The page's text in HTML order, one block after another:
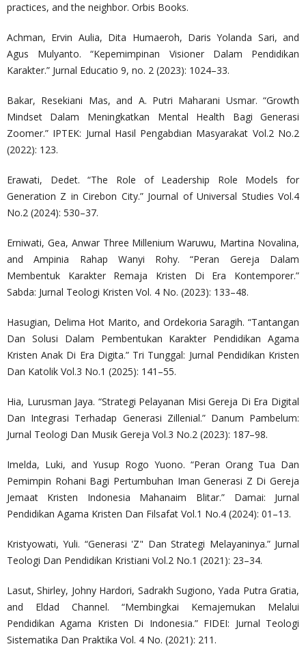
practices, and the neighbor. Orbis Books.
Achman, Ervin Aulia, Dita Humaeroh, Daris Yolanda Sari, and
Agus Mulyanto. “Kepemimpinan Visioner Dalam Pendidikan
Karakter.” Jurnal Educatio 9, no. 2 (2023): 1024–33.
Bakar, Resekiani Mas, and A. Putri Maharani Usmar. “Growth
Mindset Dalam Meningkatkan Mental Health Bagi Generasi
Zoomer.” IPTEK: Jurnal Hasil Pengabdian Masyarakat Vol.2 No.2
(2022): 123.
Erawati, Dedet. “The Role of Leadership Role Models for
Generation Z in Cirebon City.” Journal of Universal Studies Vol.4
No.2 (2024): 530–37.
Erniwati, Gea, Anwar Three Millenium Waruwu, Martina Novalina,
and Ampinia Rahap Wanyi Rohy. “Peran Gereja Dalam
Membentuk Karakter Remaja Kristen Di Era Kontemporer.”
Sabda: Jurnal Teologi Kristen Vol. 4 No. (2023): 133–48.
Hasugian, Delima Hot Marito, and Ordekoria Saragih. “Tantangan
Dan Solusi Dalam Pembentukan Karakter Pendidikan Agama
Kristen Anak Di Era Digita.” Tri Tunggal: Jurnal Pendidikan Kristen
Dan Katolik Vol.3 No.1 (2025): 141–55.
Hia, Lurusman Jaya. “Strategi Pelayanan Misi Gereja Di Era Digital
Dan Integrasi Terhadap Generasi Zillenial.” Danum Pambelum:
Jurnal Teologi Dan Musik Gereja Vol.3 No.2 (2023): 187–98.
Imelda, Luki, and Yusup Rogo Yuono. “Peran Orang Tua Dan
Pemimpin Rohani Bagi Pertumbuhan Iman Generasi Z Di Gereja
Jemaat Kristen Indonesia Mahanaim Blitar.” Damai: Jurnal
Pendidikan Agama Kristen Dan Filsafat Vol.1 No.4 (2024): 01–13.
Kristyowati, Yuli. “Generasi 'Z" Dan Strategi Melayaninya.” Jurnal
Teologi Dan Pendidikan Kristiani Vol.2 No.1 (2021): 23–34.
Lasut, Shirley, Johny Hardori, Sadrakh Sugiono, Yada Putra Gratia,
and Eldad Channel. “Membingkai Kemajemukan Melalui
Pendidikan Agama Kristen Di Indonesia.” FIDEI: Jurnal Teologi
Sistematika Dan Praktika Vol. 4 No. (2021): 211.